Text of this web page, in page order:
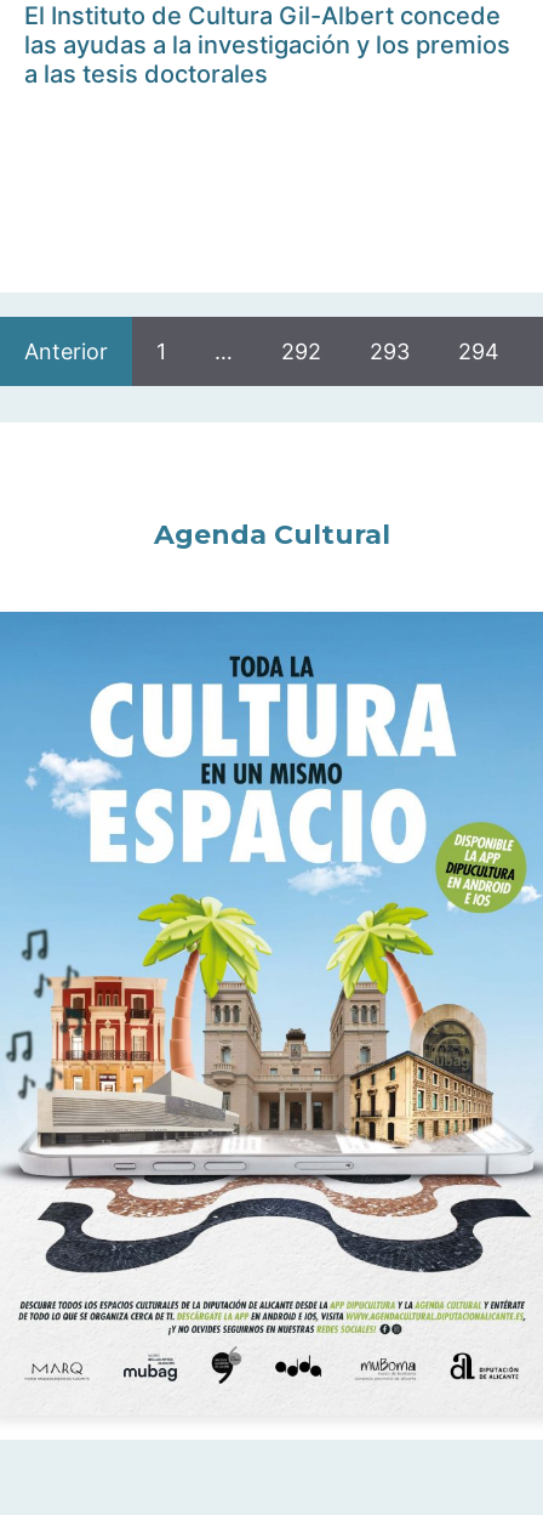
El Instituto de Cultura Gil-Albert concede
las ayudas a la investigación y los premios
a las tesis doctorales
Anterior 1 … 292 293 294
Agenda Cultural